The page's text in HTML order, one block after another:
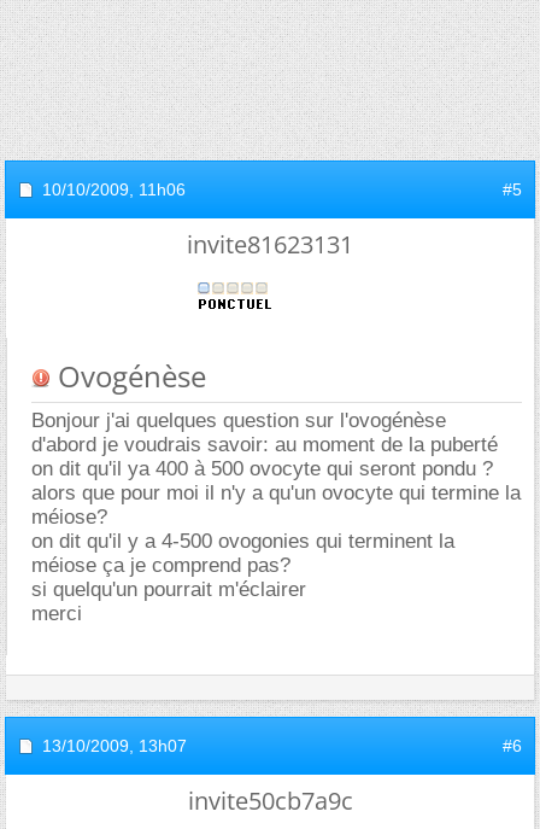
10/10/2009, 11h06 #5
invite81623131
Ovogénèse
Bonjour j'ai quelques question sur l'ovogénèse
d'abord je voudrais savoir: au moment de la puberté
on dit qu'il ya 400 à 500 ovocyte qui seront pondu ?
alors que pour moi il n'y a qu'un ovocyte qui termine la
méiose?
on dit qu'il y a 4-500 ovogonies qui terminent la
méiose ça je comprend pas?
si quelqu'un pourrait m'éclairer
merci
13/10/2009, 13h07 #6
invite50cb7a9c